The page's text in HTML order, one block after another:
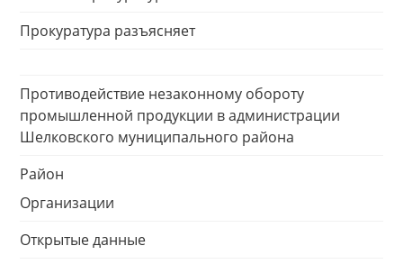
Прокуратура разъясняет
Противодействие незаконному обороту
промышленной продукции в администрации
Шелковского муниципального района
Район
Организации
Открытые данные